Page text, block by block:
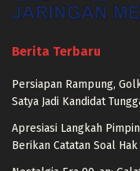
Berita Terbaru
Persiapan Rampung,
Satya Jadi Kandidat
Apresiasi Langkah
Berikan Catatan Soal Hak